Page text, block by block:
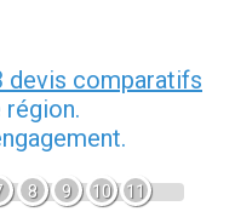
devis comparatifs
région.
8 9 10 11